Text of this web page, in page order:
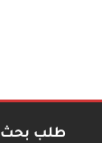
طلب بحث